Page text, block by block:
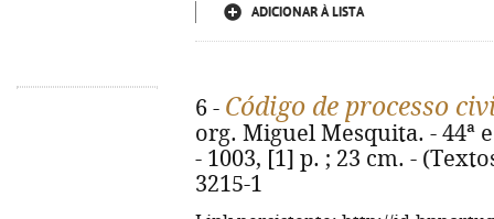
ADICIONAR À LISTA
6 - Código de processo
org. Miguel Mesquita. - 44ª
- 1003, [1] p. ; 23 cm. -
3215-1